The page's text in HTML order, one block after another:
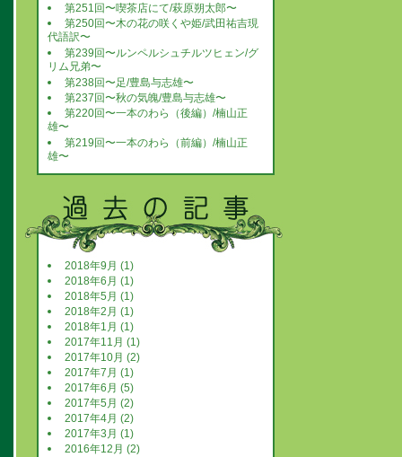
第251回〜喫茶店にて/萩原朔太郎〜
第250回〜木の花の咲くや姫/武田祐吉現
代語訳〜
第239回〜ルンペルシュチルツヒェン/グ
リム兄弟〜
第238回〜足/豊島与志雄〜
第237回〜秋の気魄/豊島与志雄〜
第220回〜一本のわら（後編）/楠山正
雄〜
第219回〜一本のわら（前編）/楠山正
雄〜
2018年9月 (1)
2018年6月 (1)
2018年5月 (1)
2018年2月 (1)
2018年1月 (1)
2017年11月 (1)
2017年10月 (2)
2017年7月 (1)
2017年6月 (5)
2017年5月 (2)
2017年4月 (2)
2017年3月 (1)
2016年12月 (2)